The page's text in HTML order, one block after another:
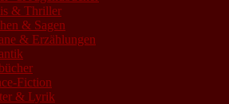
& Thriller
& Sagen
& Erzählungen
Fiction
& Lyrik